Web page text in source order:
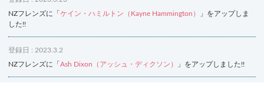
NZフレンズに「 ケイン・ハミルトン（Kayne Hammington）
」をアップしま
した!!
登録日 : 2023.3.2
NZフレンズに「 Ash Dixon（アッシュ・ディクソン） 」をアップしました!!